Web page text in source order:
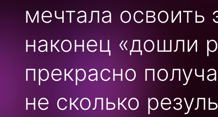
мечтала освоить
наконец «дошли
прекрасно
не сколько